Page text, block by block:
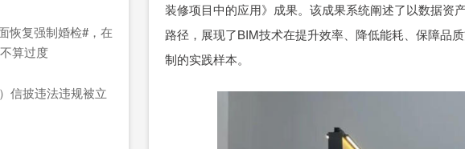
装修项目中的应用》成果。该成果系统阐述了以数据资
路径，展现了BIM技术在提升效率、降低能耗、保障品
制的实践样本。
恢复强制婚检#，在
算过度
信披违法违规被立